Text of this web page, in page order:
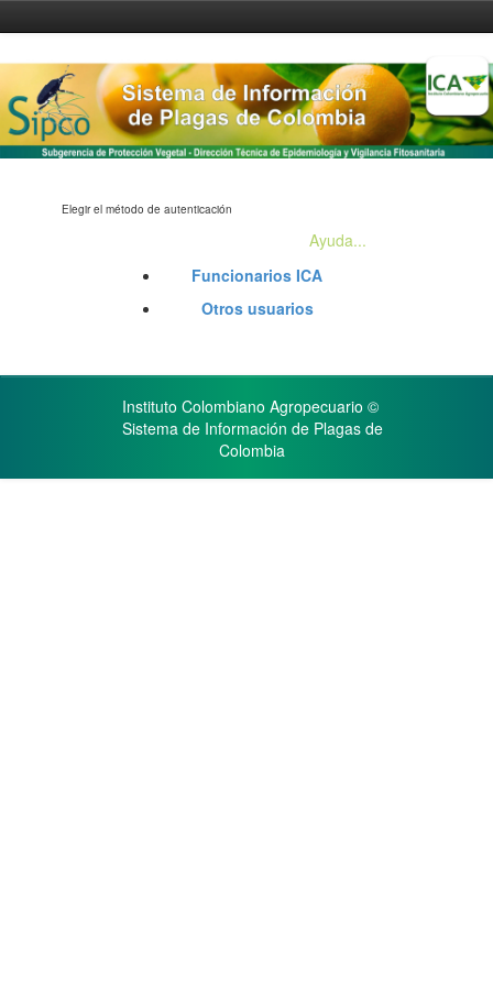
navigation
Elegir el método de autenticación
Ayuda...
Funcionarios ICA
Otros usuarios
Instituto Colombiano Agropecuario ©
Sistema de Información de Plagas de
Colombia